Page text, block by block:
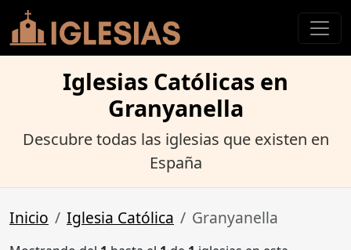
Iglesias Católicas en
Granyanella
Descubre todas las iglesias que existen en
España
Inicio Iglesia Católica Granyanella